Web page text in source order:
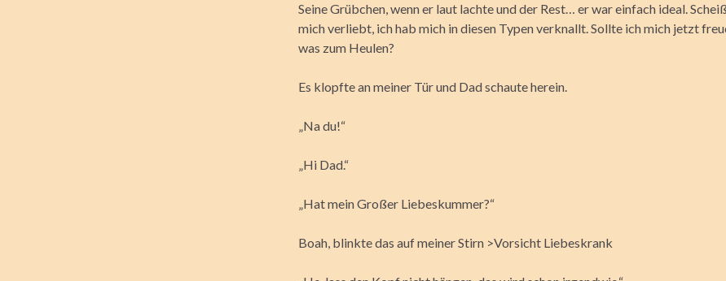
Seine Grübchen, wenn er laut lachte und der Rest… er war einfach ideal.
mich verliebt, ich hab mich in diesen Typen verknallt. Sollte ich mich jetzt
was zum Heulen?
Es klopfte an meiner Tür und Dad schaute herein.
„Na du!“
„Hi Dad.“
„Hat mein Großer Liebeskummer?“
Boah, blinkte das auf meiner Stirn >Vorsicht Liebeskrank